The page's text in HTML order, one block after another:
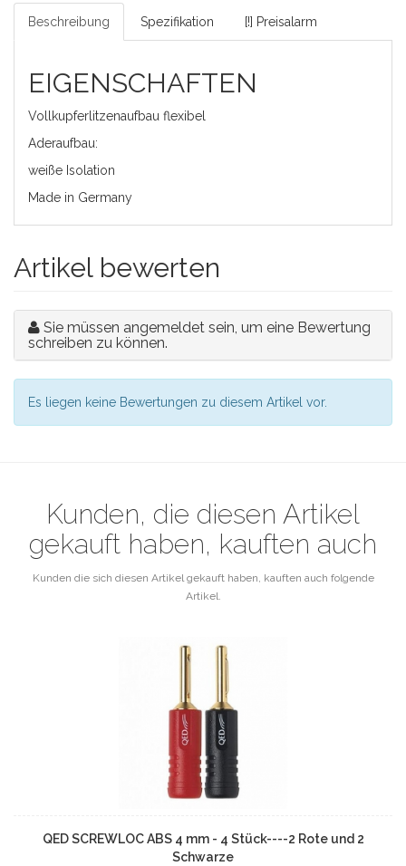
Beschreibung Spezifikation [!] Preisalarm
EIGENSCHAFTEN
Vollkupferlitzenaufbau flexibel
Aderaufbau:
weiße Isolation
Made in Germany
Artikel bewerten
Sie müssen angemeldet sein, um eine Bewertung
schreiben zu können.
Es liegen keine Bewertungen zu diesem Artikel vor.
Kunden, die diesen Artikel
gekauft haben, kauften auch
Kunden die sich diesen Artikel gekauft haben, kauften auch folgende
Artikel.
QED SCREWLOC ABS 4 mm - 4 Stück----2 Rote und 2
Schwarze